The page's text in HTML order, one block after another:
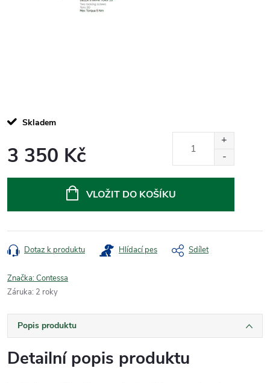
Skladem
3 350 Kč
VLOŽIT DO KOŠÍKU
Dotaz k produktu Hlídací pes Sdílet
Značka:Contessa
Záruka: 2 roky
Popis produktu
Detailní popis produktu